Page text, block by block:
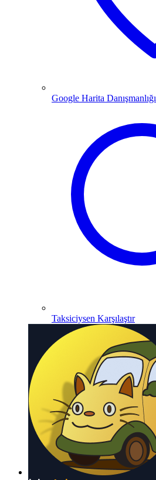
Google Harita Danışmanlığı
Taksiciysen Karşılaştır